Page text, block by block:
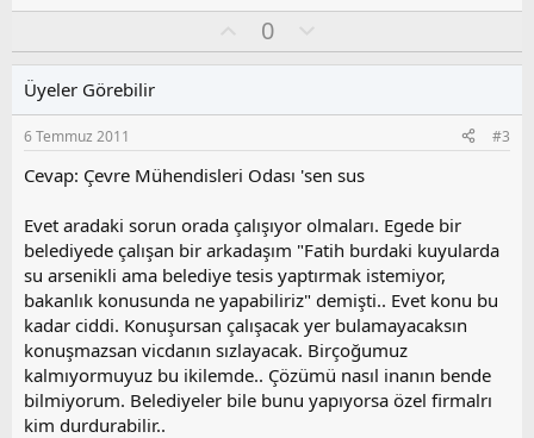
y
0
l
s
u
z
y
l
a
Üyeler Görebilir
6 Temmuz 2011 #3
Cevap: Çevre Mühendisleri Odası 'sen sus
Evet aradaki sorun orada çalışıyor olmaları. Egede bir
belediyede çalışan bir arkadaşım "Fatih burdaki kuyularda
su arsenikli ama belediye tesis yaptırmak istemiyor,
bakanlık konusunda ne yapabiliriz" demişti.. Evet konu bu
kadar ciddi. Konuşursan çalışacak yer bulamayacaksın
konuşmazsan vicdanın sızlayacak. Birçoğumuz
kalmıyormuyuz bu ikilemde.. Çözümü nasıl inanın bende
bilmiyorum. Belediyeler bile bunu yapıyorsa özel firmalrı
kim durdurabilir..